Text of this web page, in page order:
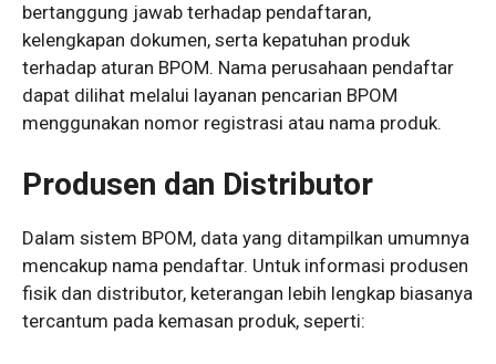
bertanggung jawab terhadap pendaftaran,
kelengkapan dokumen, serta kepatuhan produk
terhadap aturan BPOM. Nama perusahaan pendaftar
dapat dilihat melalui layanan pencarian BPOM
menggunakan nomor registrasi atau nama produk.
Produsen dan Distributor
Dalam sistem BPOM, data yang ditampilkan umumnya
mencakup nama pendaftar. Untuk informasi produsen
fisik dan distributor, keterangan lebih lengkap biasanya
tercantum pada kemasan produk, seperti: